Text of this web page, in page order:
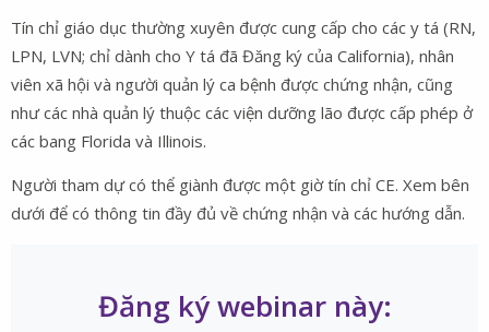
Tín chỉ giáo dục thường xuyên được cung cấp cho các y tá (RN,
LPN, LVN; chỉ dành cho Y tá đã Đăng ký của California), nhân
viên xã hội và người quản lý ca bệnh được chứng nhận, cũng
như các nhà quản lý thuộc các viện dưỡng lão được cấp phép ở
các bang Florida và Illinois.
Người tham dự có thể giành được một giờ tín chỉ CE. Xem bên
dưới để có thông tin đầy đủ về chứng nhận và các hướng dẫn.
Đăng ký webinar này: